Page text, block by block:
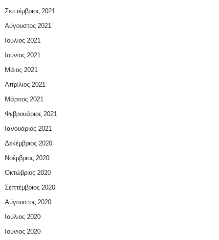
Σεπτέμβριος 2021
Αύγουστος 2021
Ιούλιος 2021
Ιούνιος 2021
Μάιος 2021
Απρίλιος 2021
Μάρτιος 2021
Φεβρουάριος 2021
Ιανουάριος 2021
Δεκέμβριος 2020
Νοέμβριος 2020
Οκτώβριος 2020
Σεπτέμβριος 2020
Αύγουστος 2020
Ιούλιος 2020
Ιούνιος 2020